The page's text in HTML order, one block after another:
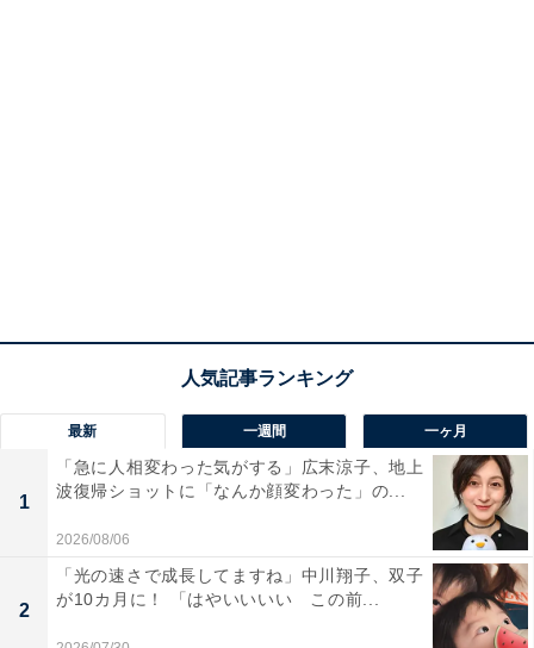
最新 一週間 一ヶ月
1
「急に人相変わった気がする」広末涼子、地上
波復帰ショットに「なんか顔変わった」の...
2026/08/06
2
「光の速さで成長してますね」中川翔子、双子
が10カ月に！ 「はやいいいい この前...